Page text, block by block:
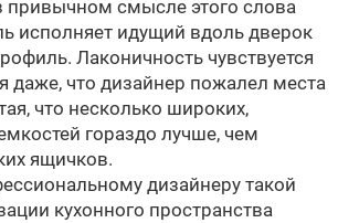
привычном смысле этого слова
исполняет идущий вдоль дверок
Лаконичность чувствуется
даже, что дизайнер пожалел места
что несколько широких,
гораздо лучше, чем
ящичков.
дизайнеру такой
кухонного пространства